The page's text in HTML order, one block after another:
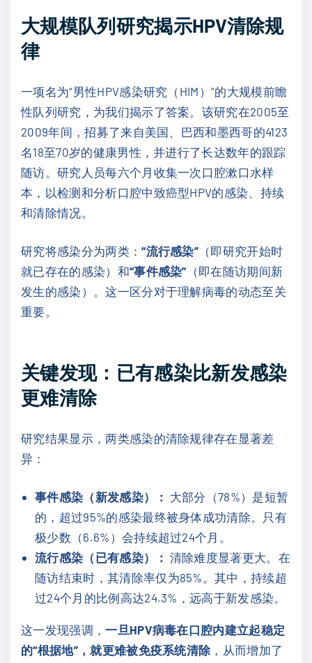
大规模队列研究揭示HPV清除规
律
一项名为“男性HPV感染研究（HIM）”的大规模前瞻
性队列研究，为我们揭示了答案。该研究在2005至
2009年间，招募了来自美国、巴西和墨西哥的4123
名18至70岁的健康男性，并进行了长达数年的跟踪
随访。研究人员每六个月收集一次口腔漱口水样
本，以检测和分析口腔中致癌型HPV的感染、持续
和清除情况。
研究将感染分为两类：“流行感染” （即研究开始时
就已存在的感染）和“事件感染” （即在随访期间新
发生的感染）。这一区分对于理解病毒的动态至关
重要。
关键发现：已有感染比新发感染
更难清除
研究结果显示，两类感染的清除规律存在显著差
异：
事件感染（新发感染）： 大部分（78%）是短暂
的，超过95%的感染最终被身体成功清除。只有
极少数（6.6%）会持续超过24个月。
流行感染（已有感染）： 清除难度显著更大。在
随访结束时，其清除率仅为85%。其中，持续超
过24个月的比例高达24.3%，远高于新发感染。
这一发现强调，一旦HPV病毒在口腔内建立起稳定
的“根据地”，就更难被免疫系统清除 ，从而增加了